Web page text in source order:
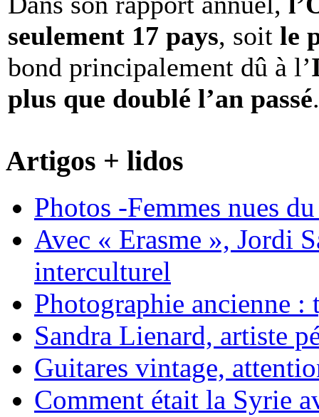
seulement 17 pays, soit le
bond principalement dû à l’
plus que doublé l’an passé.
Artigos + lidos
Photos -Femmes nues
Avec « Erasme », Jordi
interculturel
Photographie ancienne :
Sandra Lienard, artiste
Guitares vintage,
Comment était la Syrie